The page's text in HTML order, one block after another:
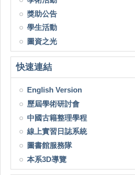
獎助公告
學生活動
圖資之光
快速連結
English Version
歷屆學術研討會
中國古籍整理學程
線上實習日誌系統
圖書館服務隊
本系3D導覽